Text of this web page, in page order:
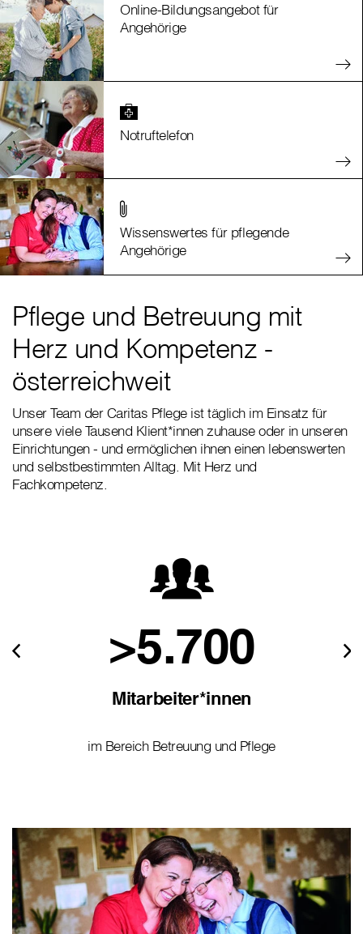
Online-Bildungsangebot für
Angehörige
Notruftelefon
Wissenswertes für pflegende
Angehörige
Pflege und Betreuung mit
Herz und Kompetenz -
österreichweit
Unser Team der Caritas Pflege ist täglich im Einsatz für
unsere viele Tausend Klient*innen zuhause oder in unseren
Einrichtungen - und ermöglichen ihnen einen lebenswerten
und selbstbestimmten Alltag. Mit Herz und
Fachkompetenz.
>5.700
Mitarbeiter*innen
im Bereich Betreuung und Pflege